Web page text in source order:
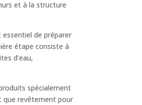
et à la structure
essentiel de préparer
étape consiste à
d’eau,
spécialement
que revêtement pour